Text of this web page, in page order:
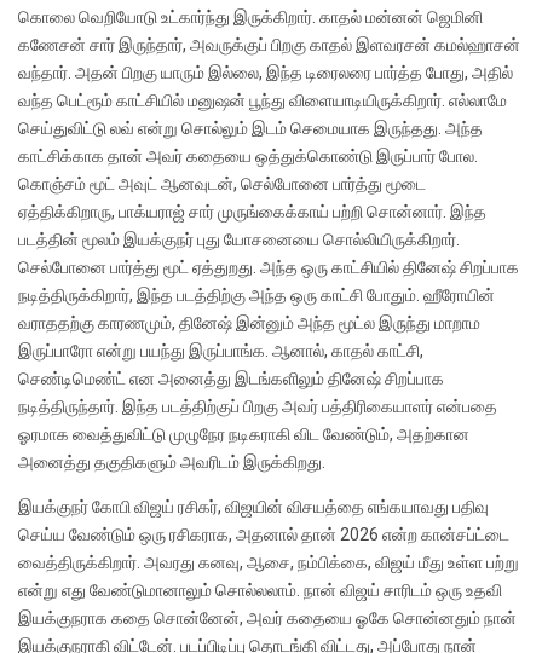
கொலை வெறியோடு உட்கார்ந்து இருக்கிறார். காதல் மன்னன் ஜெமினி
கணேசன் சார் இருந்தார், அவருக்குப் பிறகு காதல் இளவரசன் கமல்ஹாசன்
வந்தார். அதன் பிறகு யாரும் இல்லை, இந்த டிரைலரை பார்த்த போது, அதில்
வந்த பெட்ரூம் காட்சியில் மனுஷன் பூந்து விளையாடியிருக்கிறார். எல்லாமே
செய்துவிட்டு லவ் என்று சொல்லும் இடம் செமையாக இருந்தது. அந்த
காட்சிக்காக தான் அவர் கதையை ஒத்துக்கொண்டு இருப்பார் போல.
கொஞ்சம் மூட் அவுட் ஆனவுடன், செல்போனை பார்த்து மூடை
ஏத்திக்கிறாரு, பாக்யராஜ் சார் முருங்கைக்காய் பற்றி சொன்னார். இந்த
படத்தின் மூலம் இயக்குநர் புது யோசனையை சொல்லியிருக்கிறார்.
செல்போனை பார்த்து மூட் ஏத்துறது. அந்த ஒரு காட்சியில் தினேஷ் சிறப்பாக
நடித்திருக்கிறார், இந்த படத்திற்கு அந்த ஒரு காட்சி போதும். ஹீரோயின்
வராததற்கு காரணமும், தினேஷ் இன்னும் அந்த மூட்ல இருந்து மாறாம
இருப்பாரோ என்று பயந்து இருப்பாங்க. ஆனால், காதல் காட்சி,
செண்டிமெண்ட் என அனைத்து இடங்களிலும் தினேஷ் சிறப்பாக
நடித்திருந்தார். இந்த படத்திற்குப் பிறகு அவர் பத்திரிகையாளர் என்பதை
ஓரமாக வைத்துவிட்டு முழுநேர நடிகராகி விட வேண்டும், அதற்கான
அனைத்து தகுதிகளும் அவரிடம் இருக்கிறது.
இயக்குநர் கோபி விஜய் ரசிகர், விஜயின் விசயத்தை எங்கயாவது பதிவு
செய்ய வேண்டும் ஒரு ரசிகராக, அதனால் தான் 2026 என்ற கான்சப்ட்டை
வைத்திருக்கிறார். அவரது கனவு, ஆசை, நம்பிக்கை, விஜய் மீது உள்ள பற்று
என்று எது வேண்டுமானாலும் சொல்லலாம். நான் விஜய் சாரிடம் ஒரு உதவி
இயக்குநராக கதை சொன்னேன், அவர் கதையை ஓகே சொன்னதும் நான்
இயக்குநராகி விட்டேன். படப்பிடிப்பு தொடங்கி விட்டது, அப்போது நான்